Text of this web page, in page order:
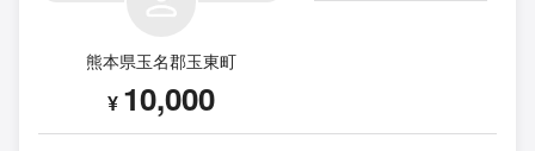
熊本県玉名郡玉東町
¥ 10,000